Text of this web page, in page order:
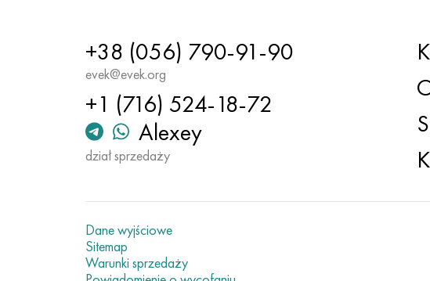
+38 (056) 790-91-90
evek@evek.org
+1 (716) 524-18-72
Alexey
dział sprzedaży
Dane wyjściowe
Sitemap
Warunki sprzedaży